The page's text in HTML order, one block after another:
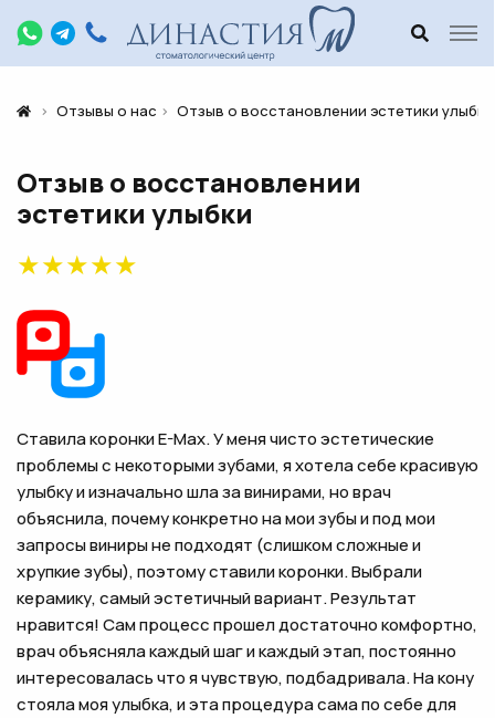
Отзывы о нас Отзыв о восстановлении эстетики улыбки
Отзыв о восстановлении
эстетики улыбки
★★★★★
Ставила коронки E-Max. У меня чисто эстетические
проблемы с некоторыми зубами, я хотела себе красивую
улыбку и изначально шла за винирами, но врач
объяснила, почему конкретно на мои зубы и под мои
запросы виниры не подходят (слишком сложные и
хрупкие зубы), поэтому ставили коронки. Выбрали
керамику, самый эстетичный вариант. Результат
нравится! Сам процесс прошел достаточно комфортно,
врач объясняла каждый шаг и каждый этап, постоянно
интересовалась что я чувствую, подбадривала. На кону
стояла моя улыбка, и эта процедура сама по себе для